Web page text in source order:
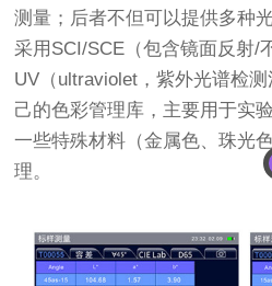
测量；后者不但可以提供多种
采用SCI/SCE（包含镜面反射/
UV（ultraviolet，紫外光谱检
己的色彩管理库，主要用于实
一些特殊材料（金属色、珠光
理。